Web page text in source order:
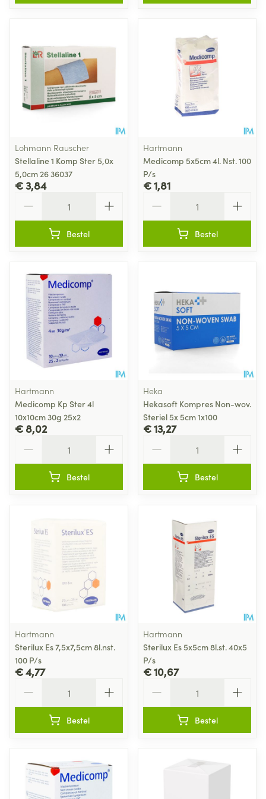
Lohmann Rauscher
Stellaline 1 Komp Ster 5,0x
5,0cm 26 36037
€ 3,84
Bestel
Hartmann
Medicomp 5x5cm 4l. Nst. 100
P/s
€ 1,81
Bestel
Hartmann
Medicomp Kp Ster 4l
10x10cm 30g 25x2
€ 8,02
Bestel
Heka
Hekasoft Kompres Non-wov.
Steriel 5x 5cm 1x100
€ 13,27
Bestel
Hartmann
Sterilux Es 7,5x7,5cm 8l.nst.
100 P/s
€ 4,77
Bestel
Hartmann
Sterilux Es 5x5cm 8l.st. 40x5
P/s
€ 10,67
Bestel